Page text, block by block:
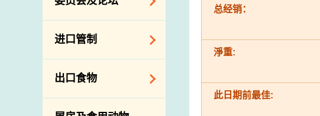
糖
食物安全重点控制
系统
基因改造食物
食物安全专家委员
会
消费者联系小组
进口管制
食物进口商和食物
分销商登记制度
出口食物
出口验证
总经销：
淨重:
此日期前最佳: